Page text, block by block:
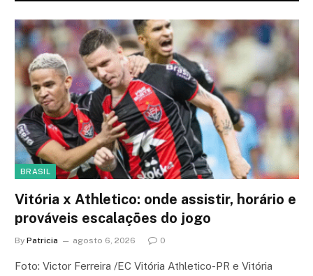
BRASIL
Vitória x Athletico: onde assistir, horário e
prováveis escalações do jogo
By Patricia agosto 6, 2026 0
Foto: Victor Ferreira /EC Vitória Athletico-PR e Vitória